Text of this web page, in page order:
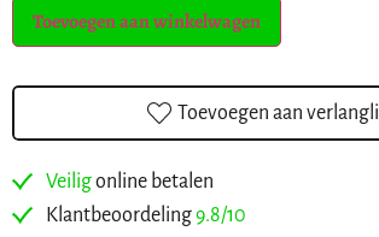
Toevoegen aan winkelwagen
Toevoegen aan
Veiligonline betalen
Klantbeoordeling9.8/10